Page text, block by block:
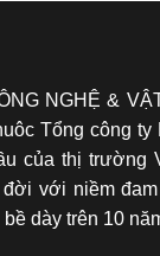
NGHỆ &
Tổng công ty
của thị trường
với niềm
dày trên 10